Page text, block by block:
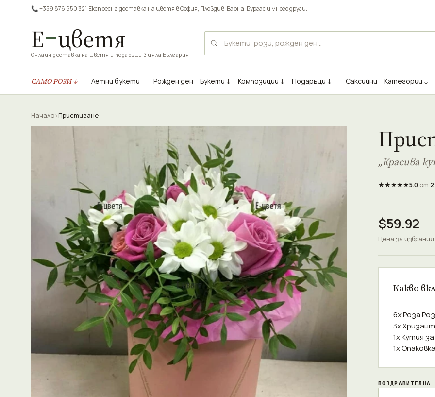
📞 +359 876 650 321·Експресна доставка на цветя вСофия, Пловдив, Варна, Бургаси много други.
Е цветя
Онлайн доставка на цветя и подаръци в цяла България
САМО РОЗИ ↓ Летни букети Рожден ден Букети ↓ Композиции ↓ Подаръци ↓ Саксийни Категории ↓
Начало›Пристигане
„Красива
★★★★★5.0от
$59.92
Цена за
Какво
6x Роза
3x
1x Кутия
1x
ПОЗДРАВИТЕЛНА